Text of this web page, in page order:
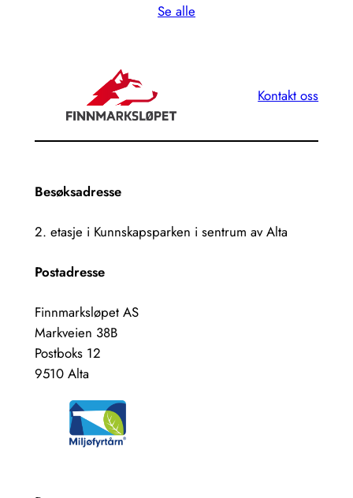
Se alle
Kontakt oss
Besøksadresse
2. etasje i Kunnskapsparken i sentrum av Alta
Postadresse
Finnmarksløpet AS
Markveien 38B
Postboks 12
9510 Alta